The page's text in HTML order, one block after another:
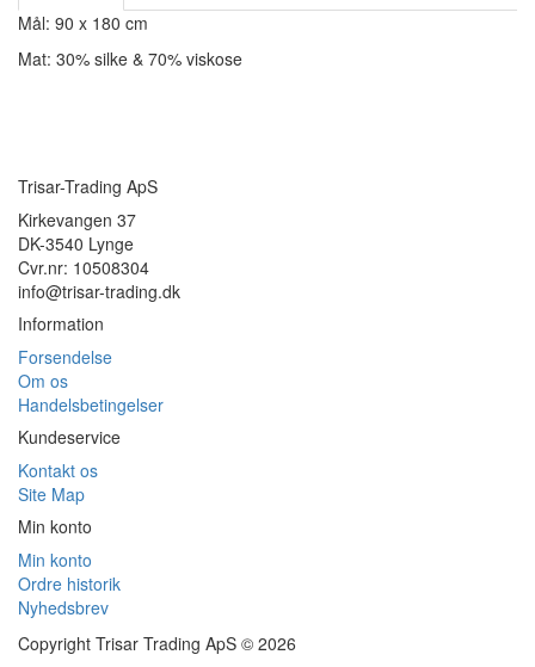
Mål: 90 x 180 cm
Mat: 30% silke & 70% viskose
Trisar-Trading ApS
Kirkevangen 37
DK-3540 Lynge
Cvr.nr: 10508304
info@trisar-trading.dk
Information
Forsendelse
Om os
Handelsbetingelser
Kundeservice
Kontakt os
Site Map
Min konto
Min konto
Ordre historik
Nyhedsbrev
Copyright Trisar Trading ApS © 2026